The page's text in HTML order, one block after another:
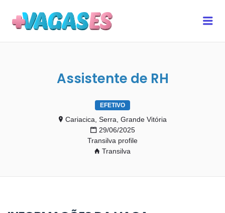
Assistente de RH
EFETIVO
Cariacica, Serra, Grande Vitória
29/06/2025
Transilva profile
Transilva